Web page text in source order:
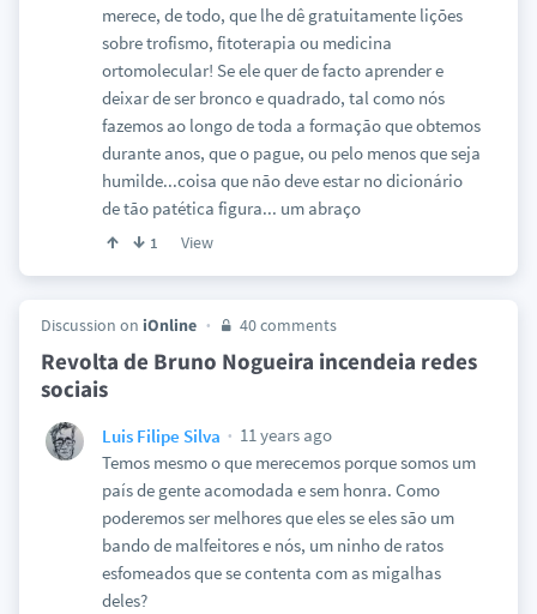
merece, de todo, que lhe dê gratuitamente lições
sobre trofismo, fitoterapia ou medicina
ortomolecular! Se ele quer de facto aprender e
deixar de ser bronco e quadrado, tal como nós
fazemos ao longo de toda a formação que obtemos
durante anos, que o pague, ou pelo menos que seja
humilde...coisa que não deve estar no dicionário
de tão patética figura... um abraço
1 View
Discussion on iOnline 40 comments
Revolta de Bruno Nogueira incendeia redes
sociais
Luis Filipe Silva
11 years ago
Temos mesmo o que merecemos porque somos um
país de gente acomodada e sem honra. Como
poderemos ser melhores que eles se eles são um
bando de malfeitores e nós, um ninho de ratos
esfomeados que se contenta com as migalhas
deles?